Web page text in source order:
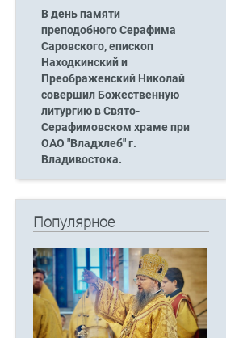
В день памяти
преподобного Серафима
Саровского, епископ
Находкинский и
Преображенский Николай
совершил Божественную
литургию в Свято-
Серафимовском храме при
ОАО "Владхлеб" г.
Владивостока.
Популярное